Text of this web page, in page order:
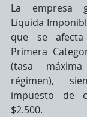
La empresa
Líquida
que se
Primera
(tasa
régimen),
impuesto de
$2.500.